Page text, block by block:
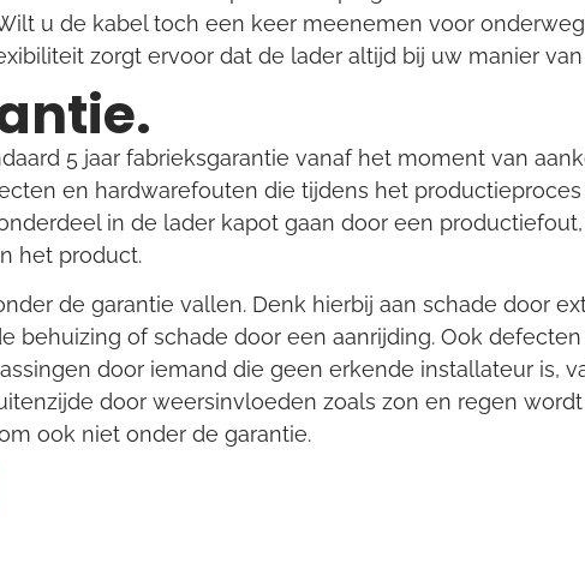
u de kabel toch een keer meenemen voor
zorgt ervoor dat de lader altijd bij uw manier
5 jaar fabrieksgarantie vanaf het moment van
en hardwarefouten die tijdens het
in de lader kapot gaan door een
het product.
de garantie vallen. Denk hierbij aan schade door
behuizing of schade door een aanrijding. Ook
door iemand die geen erkende installateur is,
door weersinvloeden zoals zon en regen
ook niet onder de garantie.